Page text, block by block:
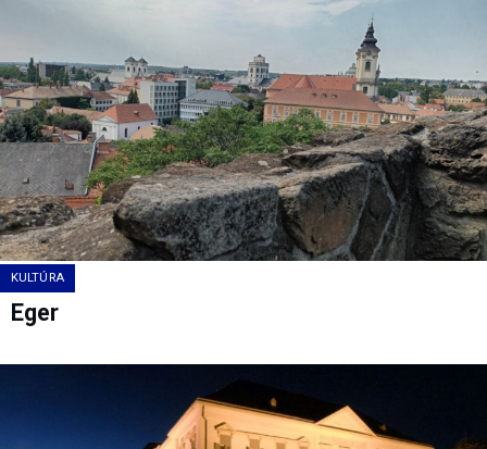
KULTÚRA
Eger